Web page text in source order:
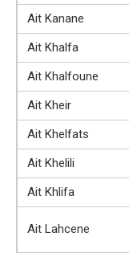
Ait Kanane
Ait Khalfa
Ait Khalfoune
Ait Kheir
Ait Khelfats
Ait Khelili
Ait Khlifa
Ait Lahcene